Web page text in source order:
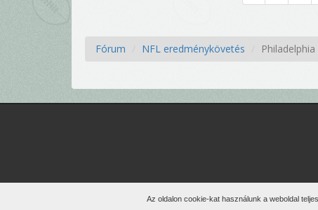
Fórum NFL eredménykövetés
Az oldalon cookie-kat használunk a weboldal